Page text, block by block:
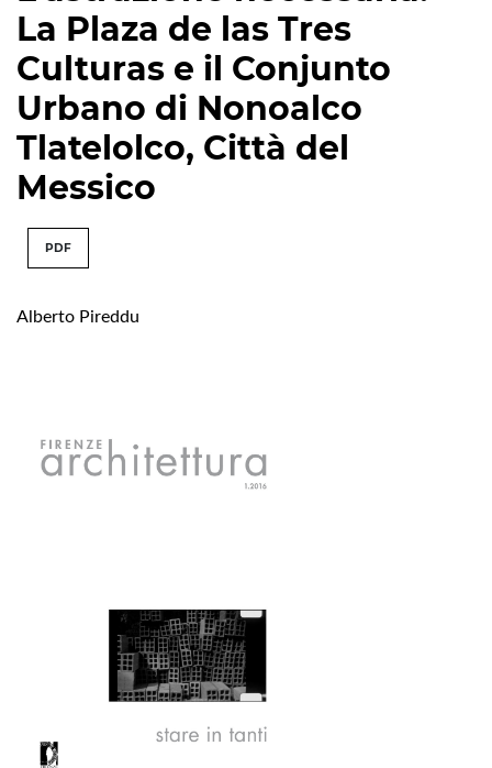
La Plaza de las Tres
Culturas e il Conjunto
Urbano di Nonoalco
Tlatelolco, Città del
Messico
PDF
Alberto Pireddu